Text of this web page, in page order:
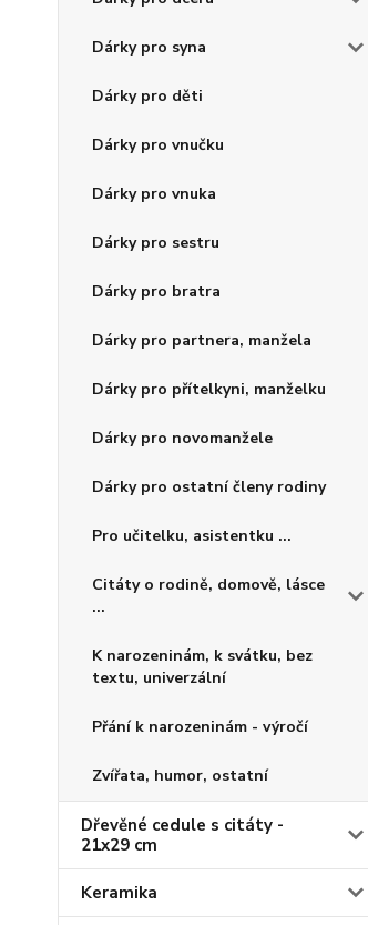
Dárky pro syna
Dárky pro děti
Dárky pro vnučku
Dárky pro vnuka
Dárky pro sestru
Dárky pro bratra
Dárky pro partnera, manžela
Dárky pro přítelkyni, manželku
Dárky pro novomanžele
Dárky pro ostatní členy rodiny
Pro učitelku, asistentku ...
Citáty o rodině, domově, lásce
...
K narozeninám, k svátku, bez
textu, univerzální
Přání k narozeninám - výročí
Zvířata, humor, ostatní
Dřevěné cedule s citáty -
21x29 cm
Keramika